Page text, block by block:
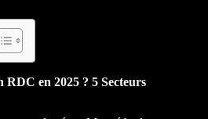
en 2025 ? 5 Secteurs